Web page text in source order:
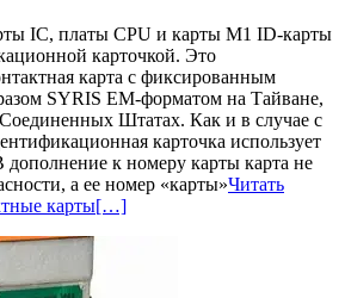
IC, платы CPU и карты M1 ID-карты
карточкой. Это
карта с фиксированным
SYRIS EM-форматом на Тайване,
Штатах. Как и в случае с
карточка использует
дополнение к номеру карты карта не
а ее номер «карты»Читать
карты[…]